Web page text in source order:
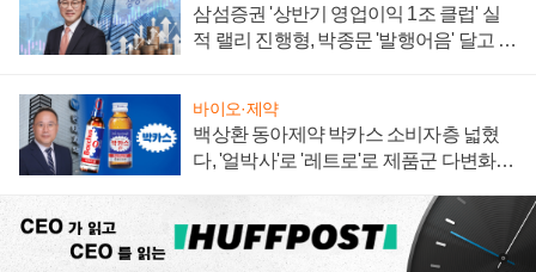
삼섬증권 '상반기 영업이익 1조 클럽' 실
적 랠리 진행형, 박종문 '발행어음' 달고 연
바이오·제약
백상환 동아제약 박카스 소비자층 넓혔
다, '얼박사'로 '레트로'로 제품군 다변화